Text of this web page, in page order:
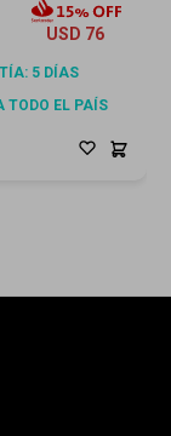
USD 76
5 DÍAS
TODO EL PAÍS